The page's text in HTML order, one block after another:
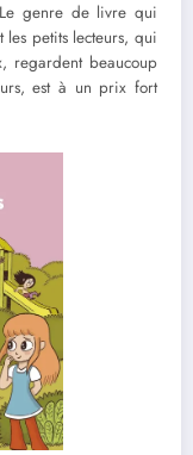
genre de livre qui
les petits lecteurs, qui
regardent beaucoup
est à un prix fort